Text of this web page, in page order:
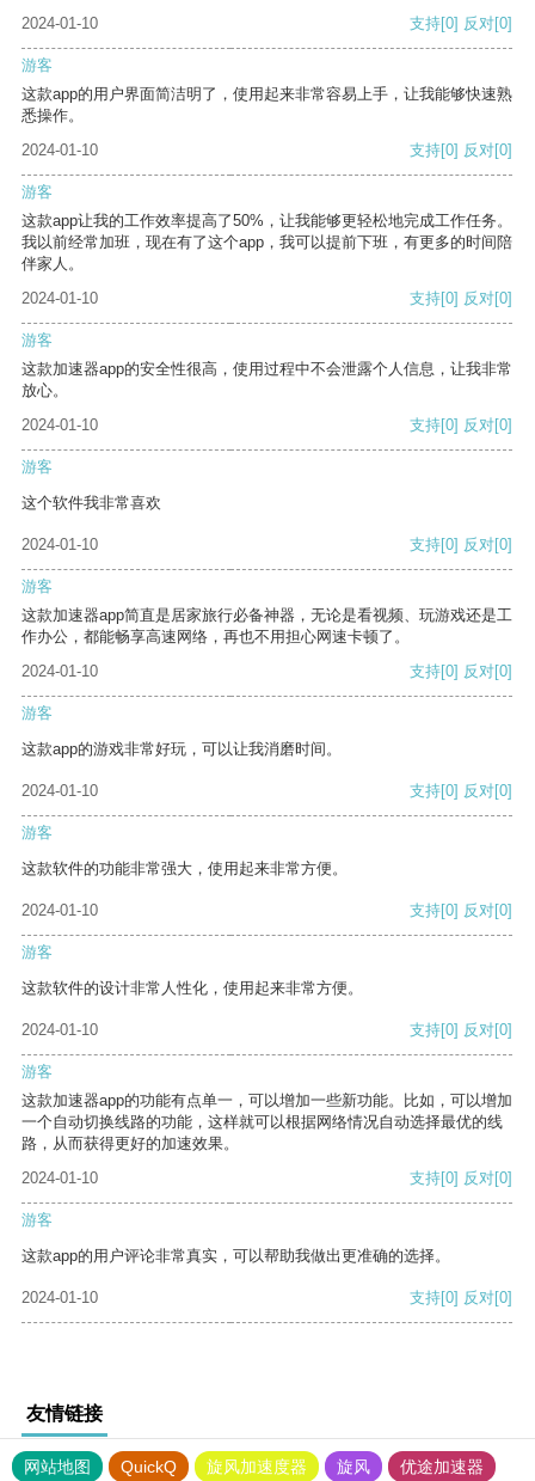
2024-01-10
支持[0] 反对[0]
游客
这款app的用户界面简洁明了，使用起来非常容易上手，让我能够快速熟
悉操作。
2024-01-10
支持[0] 反对[0]
游客
这款app让我的工作效率提高了50%，让我能够更轻松地完成工作任务。
我以前经常加班，现在有了这个app，我可以提前下班，有更多的时间陪
伴家人。
2024-01-10
支持[0] 反对[0]
游客
这款加速器app的安全性很高，使用过程中不会泄露个人信息，让我非常
放心。
2024-01-10
支持[0] 反对[0]
游客
这个软件我非常喜欢
2024-01-10 支持[0] 反对[0]
游客
这款加速器app简直是居家旅行必备神器，无论是看视频、玩游戏还是工
作办公，都能畅享高速网络，再也不用担心网速卡顿了。
2024-01-10
支持[0] 反对[0]
游客
这款app的游戏非常好玩，可以让我消磨时间。
2024-01-10 支持[0] 反对[0]
游客
这款软件的功能非常强大，使用起来非常方便。
2024-01-10 支持[0] 反对[0]
游客
这款软件的设计非常人性化，使用起来非常方便。
2024-01-10 支持[0] 反对[0]
游客
这款加速器app的功能有点单一，可以增加一些新功能。比如，可以增加
一个自动切换线路的功能，这样就可以根据网络情况自动选择最优的线
路，从而获得更好的加速效果。
2024-01-10
支持[0] 反对[0]
游客
这款app的用户评论非常真实，可以帮助我做出更准确的选择。
2024-01-10 支持[0] 反对[0]
友情链接
网站地图 QuickQ 旋风加速度器 旋风 优途加速器